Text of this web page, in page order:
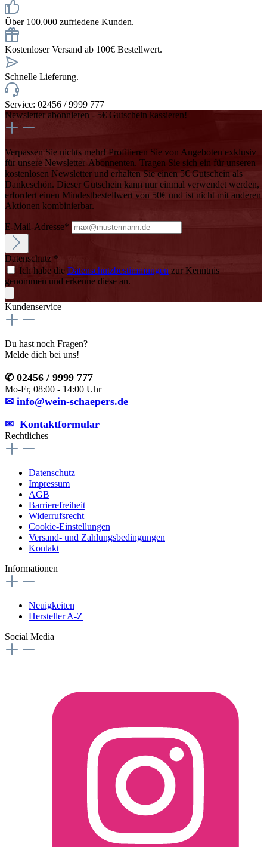
Über 100.000 zufriedene Kunden.
Kostenloser Versand ab 100€ Bestellwert.
Schnelle Lieferung.
Service: 02456 / 9999 777
Newsletter abonnieren - 5€ Gutschein kassieren!
Verpassen Sie nichts mehr! Profitieren Sie von Angeboten exklusiv
für unsere Newsletter-Abonnenten. Tragen Sie sich ein für unseren
kostenlosen Newsletter und erhalten Sie einen 5€ Gutschein als
Dankeschön. Dieser Gutschein kann nur einmal verwendet werden,
erfordert einen Mindestbestellwert von 50€ und ist nicht mit anderen
Aktionen kombinierbar.
E-Mail-Adresse*
Datenschutz *
Ich habe die Datenschutzbestimmungen zur Kenntnis
genommen und erkenne diese an.
Kundenservice
Du hast noch Fragen?
Melde dich bei uns!
✆ 02456 / 9999 777
Mo-Fr, 08:00 - 14:00 Uhr
✉ info@wein-schaepers.de
✉︎ Kontaktformular
Rechtliches
Datenschutz
Impressum
AGB
Barrierefreiheit
Widerrufsrecht
Cookie-Einstellungen
Versand- und Zahlungsbedingungen
Kontakt
Informationen
Neuigkeiten
Hersteller A-Z
Social Media